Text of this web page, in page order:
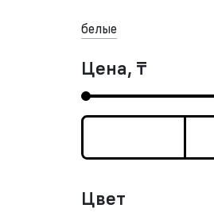
белые
Цена, ₸
Цвет